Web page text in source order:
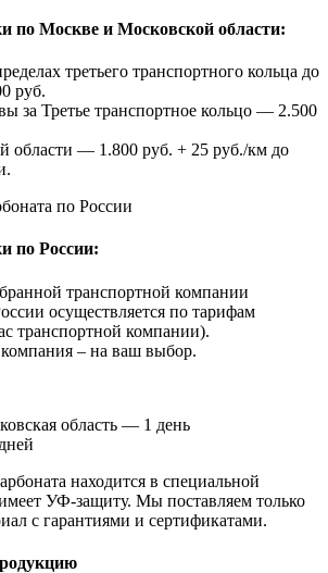
по Москве и Московской области:
третьего транспортного кольца до
руб.
за Третье транспортное кольцо — 2.500
области — 1.800 руб. + 25 руб./км до
по России:
транспортной компании
осуществляется по тарифам
транспортной компании).
– на ваш выбор.
область — 1 день
находится в специальной
УФ-защиту. Мы поставляем только
с гарантиями и сертификатами.